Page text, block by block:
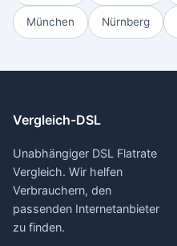
München Nürnberg
Vergleich-DSL
Unabhängiger DSL Flatrate
Vergleich. Wir helfen
Verbrauchern, den
passenden Internetanbieter
zu finden.